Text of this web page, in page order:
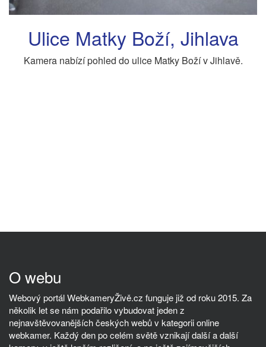
Ulice Matky Boží, Jihlava
Kamera nabízí pohled do ulice Matky Boží v Jihlavě.
O webu
Webový portál WebkameryŽivě.cz funguje již od roku 2015. Za
několik let se nám podařilo vybudovat jeden z
nejnavštěvovanějších českých webů v kategorii online
webkamer. Každý den po celém světě vznikají další a další